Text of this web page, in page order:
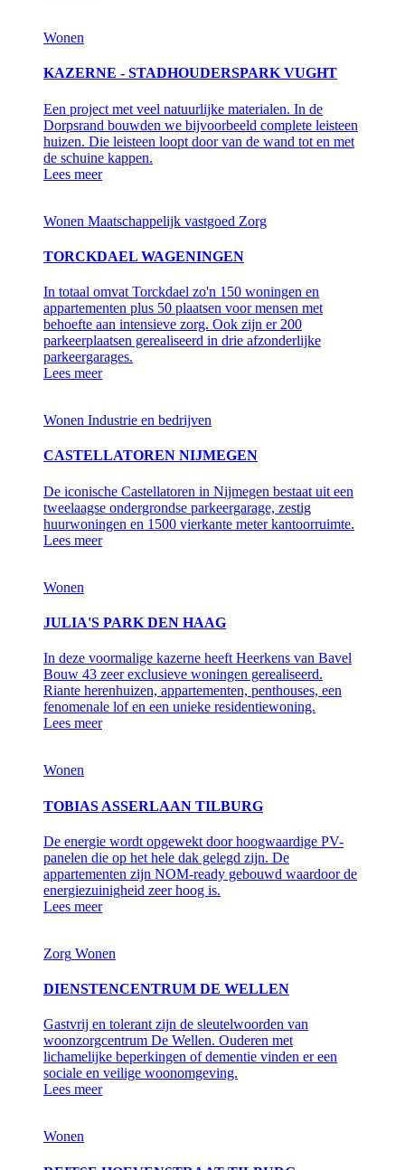
Wonen
KAZERNE - STADHOUDERSPARK VUGHT
Een project met veel natuurlijke materialen. In de
Dorpsrand bouwden we bijvoorbeeld complete leisteen
huizen. Die leisteen loopt door van de wand tot en met
de schuine kappen.
Lees meer
Wonen Maatschappelijk vastgoed Zorg
TORCKDAEL WAGENINGEN
In totaal omvat Torckdael zo'n 150 woningen en
appartementen plus 50 plaatsen voor mensen met
behoefte aan intensieve zorg. Ook zijn er 200
parkeerplaatsen gerealiseerd in drie afzonderlijke
parkeergarages.
Lees meer
Wonen Industrie en bedrijven
CASTELLATOREN NIJMEGEN
De iconische Castellatoren in Nijmegen bestaat uit een
tweelaagse ondergrondse parkeergarage, zestig
huurwoningen en 1500 vierkante meter kantoorruimte.
Lees meer
Wonen
JULIA'S PARK DEN HAAG
In deze voormalige kazerne heeft Heerkens van Bavel
Bouw 43 zeer exclusieve woningen gerealiseerd.
Riante herenhuizen, appartementen, penthouses, een
fenomenale lof en een unieke residentiewoning.
Lees meer
Wonen
TOBIAS ASSERLAAN TILBURG
De energie wordt opgewekt door hoogwaardige PV-
panelen die op het hele dak gelegd zijn. De
appartementen zijn NOM-ready gebouwd waardoor de
energiezuinigheid zeer hoog is.
Lees meer
Zorg Wonen
DIENSTENCENTRUM DE WELLEN
Gastvrij en tolerant zijn de sleutelwoorden van
woonzorgcentrum De Wellen. Ouderen met
lichamelijke beperkingen of dementie vinden er een
sociale en veilige woonomgeving.
Lees meer
Wonen